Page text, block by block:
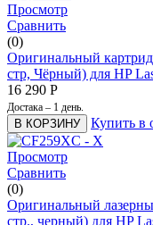
Просмотр
Сравнить
(0)
Оригинальный
стр, Чёрный) для HP
16 290 Р
Достака – 1 день.
В КОРЗИНУ Купить в
Просмотр
Сравнить
(0)
Оригинальный
стр., черный) для HP